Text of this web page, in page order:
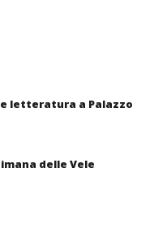
e letteratura a Palazzo
delle Vele